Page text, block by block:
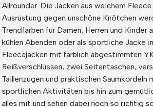
Allrounder. Die Jacken aus weichem
Ausrüstung gegen unschöne Knötchen
Trendfarben für Damen, Herren und Kinder
kühlen Abenden oder als sportliche Jacke
Fleecejacken mit farblich abgestimmten
Reißverschlüssen, zwei Seitentaschen,
Taillenzügen und praktischen Saumkordeln
sportlichen Aktivitäten bis hin zum
alles mit und sehen dabei noch so richtig